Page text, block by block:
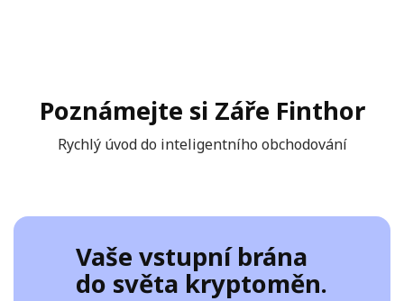
Poznámejte si Záře Finthor
Rychlý úvod do inteligentního obchodování
Vaše vstupní brána
do světa kryptoměn.